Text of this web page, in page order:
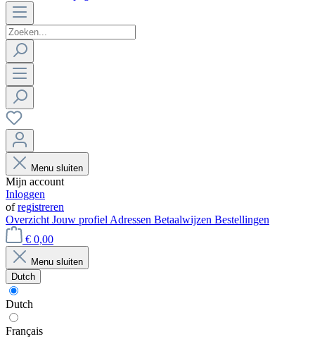
Menu sluiten
Mijn account
Inloggen
ofregistreren
Overzicht Jouw profiel Adressen Betaalwijzen Bestellingen
€ 0,00
Menu sluiten
Dutch
Dutch
Français